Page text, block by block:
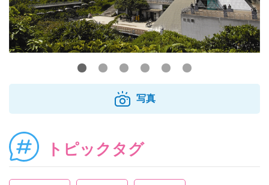
写真
トピックタグ